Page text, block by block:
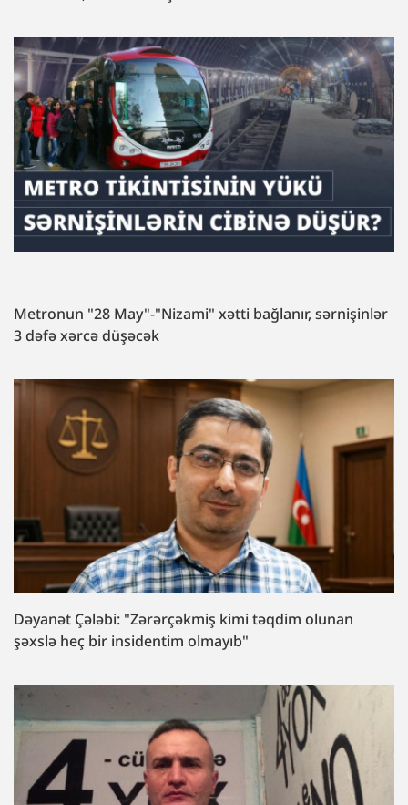
Metronun "28 May"-"Nizami" xətti bağlanır, sərnişinlər
3 dəfə xərcə düşəcək
Dəyanət Çələbi: "Zərərçəkmiş kimi təqdim olunan
şəxslə heç bir insidentim olmayıb"